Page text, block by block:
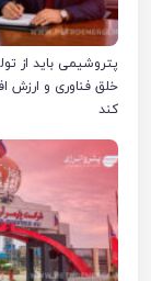
پتروشیمی باید از
خلق فناوری و ارزش
کند